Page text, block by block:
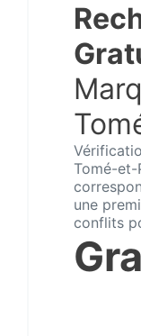
Tomé-
une
conflits